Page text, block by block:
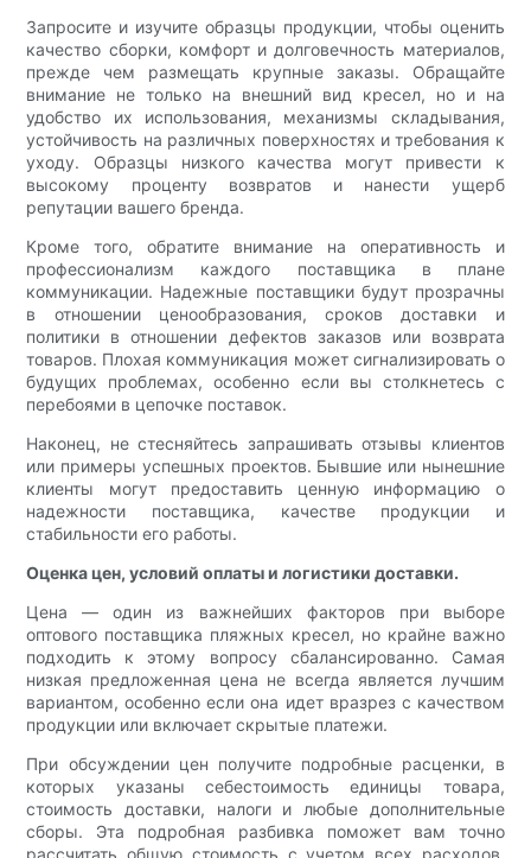
Запросите и изучите образцы продукции, чтобы оценить
качество сборки, комфорт и долговечность материалов,
прежде чем размещать крупные заказы. Обращайте
внимание не только на внешний вид кресел, но и на
удобство их использования, механизмы складывания,
устойчивость на различных поверхностях и требования к
уходу. Образцы низкого качества могут привести к
высокому проценту возвратов и нанести ущерб
репутации вашего бренда.
Кроме того, обратите внимание на оперативность и
профессионализм каждого поставщика в плане
коммуникации. Надежные поставщики будут прозрачны
в отношении ценообразования, сроков доставки и
политики в отношении дефектов заказов или возврата
товаров. Плохая коммуникация может сигнализировать о
будущих проблемах, особенно если вы столкнетесь с
перебоями в цепочке поставок.
Наконец, не стесняйтесь запрашивать отзывы клиентов
или примеры успешных проектов. Бывшие или нынешние
клиенты могут предоставить ценную информацию о
надежности поставщика, качестве продукции и
стабильности его работы.
Оценка цен, условий оплаты и логистики доставки.
Цена — один из важнейших факторов при выборе
оптового поставщика пляжных кресел, но крайне важно
подходить к этому вопросу сбалансированно. Самая
низкая предложенная цена не всегда является лучшим
вариантом, особенно если она идет вразрез с качеством
продукции или включает скрытые платежи.
При обсуждении цен получите подробные расценки, в
которых указаны себестоимость единицы товара,
стоимость доставки, налоги и любые дополнительные
сборы. Эта подробная разбивка поможет вам точно